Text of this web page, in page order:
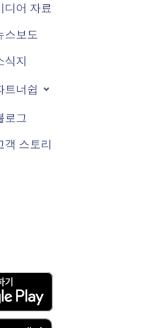
디어 자료
스보도
식지
트너쉽
로그
객 스토리